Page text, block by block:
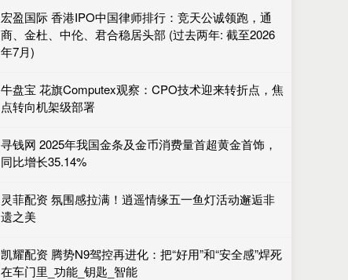
宏盈国际 香港IPO中国律师排行：竞天公诚领跑，通
商、金杜、中伦、君合稳居头部 (过去两年: 截至2026
年7月)
牛盘宝 花旗Computex观察：CPO技术迎来转折点，焦
点转向机架级部署
寻钱网 2025年我国金条及金币消费量首超黄金首饰，
同比增长35.14%
灵菲配资 氛围感拉满！逍遥情缘五一鱼灯活动邂逅非
遗之美
凯耀配资 腾势N9驾控再进化：把“好用”和“安全感”焊死
在车门里_功能_钥匙_智能